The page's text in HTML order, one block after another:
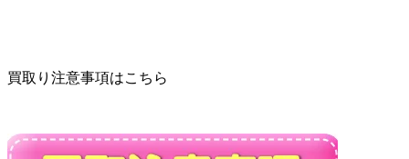
買取り注意事項はこちら